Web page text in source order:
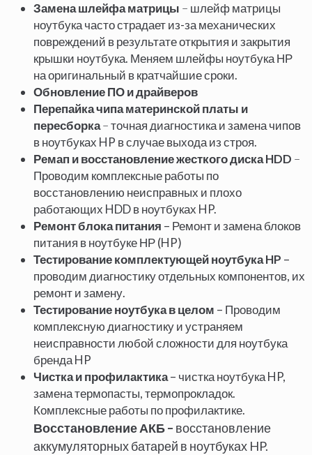
Замена шлейфа матрицы – шлейф матрицы
ноутбука часто страдает из-за механических
повреждений в результате открытия и закрытия
крышки ноутбука. Меняем шлейфы ноутбука НР
на оригинальный в кратчайшие сроки.
Обновление ПО и драйверов
Перепайка чипа материнской платы и
пересборка–точная диагностика и замена чипов
в ноутбуках HP в случае выхода из строя.
Ремап и восстановление жесткого диска HDD –
Проводим комплексные работы по
восстановлению неисправных и плохо
работающих HDD в ноутбуках HP.
Ремонт блока питания – Ремонт и замена блоков
питания в ноутбуке НР (HP)
Тестирование комплектующей ноутбука HP –
проводим диагностику отдельных компонентов, их
ремонт и замену.
Тестирование ноутбука в целом – Проводим
комплексную диагностику и устраняем
неисправности любой сложности для ноутбука
бренда HP
Чистка и профилактика– чистка ноутбука HP,
замена термопасты, термопрокладок.
Комплексные работы по профилактике.
Восстановление АКБ – восстановление
аккумуляторных батарей в ноутбуках HP.